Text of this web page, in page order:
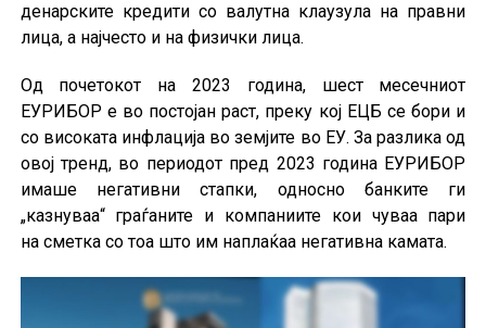
денарските кредити со валутна клаузула на правни
лица, а најчесто и на физички лица.
Од почетокот на 2023 година, шест месечниот
ЕУРИБОР е во постојан раст, преку кој ЕЦБ се бори и
со високата инфлација во земјите во ЕУ. За разлика од
овој тренд, во периодот пред 2023 година ЕУРИБОР
имаше негативни стапки, односно банките ги
„казнуваа“ граѓаните и компаниите кои чуваа пари
на сметка со тоа што им наплаќаа негативна камата.